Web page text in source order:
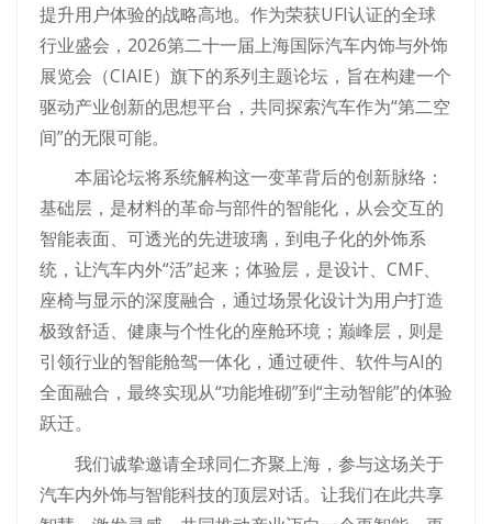
提升用户体验的战略高地。作为荣获UFI认证的全球
行业盛会，2026第二十一届上海国际汽车内饰与外饰
展览会（CIAIE）旗下的系列主题论坛，旨在构建一个
驱动产业创新的思想平台，共同探索汽车作为“第二空
间”的无限可能。
本届论坛将系统解构这一变革背后的创新脉络：
基础层，是材料的革命与部件的智能化，从会交互的
智能表面、可透光的先进玻璃，到电子化的外饰系
统，让汽车内外“活”起来；体验层，是设计、CMF、
座椅与显示的深度融合，通过场景化设计为用户打造
极致舒适、健康与个性化的座舱环境；巅峰层，则是
引领行业的智能舱驾一体化，通过硬件、软件与AI的
全面融合，最终实现从“功能堆砌”到“主动智能”的体验
跃迁。
我们诚挚邀请全球同仁齐聚上海，参与这场关于
汽车内外饰与智能科技的顶层对话。让我们在此共享